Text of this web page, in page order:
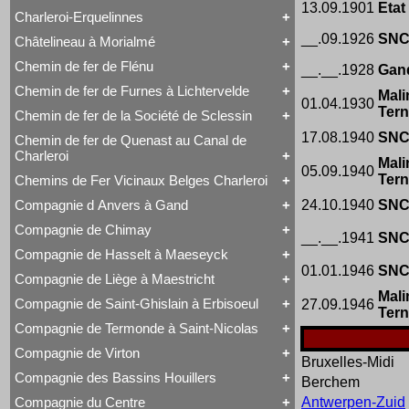
Série 73
Série 82
Class 66
DE 18
Série 27
Série 77
Tout Charleroi à Louvain
23 à 25
50 à 53
60 à 61
62 à 63
94 à 95
Charleroi-Erquelinnes
Tout Charleroi-Erquelinnes
David Joy
Saint-Léonard
Varsovie-Vienne
Châtelineau à Morialmé
Tout Châtelineau à Morialmé
42 à 44
Chemin de fer de Flénu
Tout Chemin de fer de Flénu
Chemin de fer de Flénu
Chemin de fer de Furnes à Lichtervelde
Tout Chemin de fer de Furnes à Lichtervelde
Saint-Léonard
Chemin de fer de la Société de Sclessin
Tout Chemin de fer de la Société de Sclessin
Saint-Léonard
Chemin de fer de Quenast au Canal de
Charleroi
Tout Chemin de fer de Quenast au Canal de
Charleroi
Chemin de fer de Quenast au Canal de Charleroi
Chemins de Fer Vicinaux Belges Charleroi
Tout Chemins de Fer Vicinaux Belges Charleroi
Chemins de Fer Vicinaux Belges Charleroi
Compagnie d Anvers à Gand
Tout Compagnie d Anvers à Gand
3H
4H
5H
De Ridder
Compagnie de Chimay
Tout Compagnie de Chimay
1 à 5 (Ravachol)
51-64 (Revolver)
1 à 5
120 T Nord 2.921 à 2.950
671-676 (Viennoises)
701-710 (Engerth)
711-755 (180 unités)
Engerth
G 71
Train-Tramway
Compagnie de Hasselt à Maeseyck
Tout Compagnie de Hasselt à Maeseyck
Compagnie de Hasselt à Maeseyck
Tubize Type 10
Compagnie de Liège à Maestricht
Tout Compagnie de Liège à Maestricht
Compagnie de Liège à Maestricht
Mammouth Nord-Belge
Train-Tramway
Type 28 EB
Compagnie de Saint-Ghislain à Erbisoeul
Tout Compagnie de Saint-Ghislain à Erbisoeul
Marchandises
Voyageurs
Compagnie de Termonde à Saint-Nicolas
Tout Compagnie de Termonde à Saint-Nicolas
Cockerill
Compagnie de Termonde à Saint-Nicolas
Fox, Walker & Co
Compagnie de Virton
Tout Compagnie de Virton
Compagnie de Virton
Compagnie des Bassins Houillers
Compagnie du Centre
13.09.1901
__.09.1926
__.__.1928
01.04.1930
17.08.1940
05.09.1940
24.10.1940
__.__.1941
01.01.1946
27.09.1946
Bruxelles-Midi
Berchem
Antwerpen-Zuid